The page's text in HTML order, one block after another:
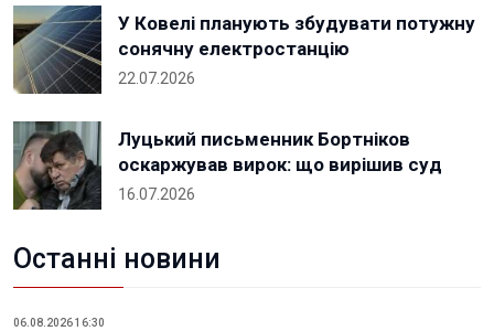
У Ковелі планують збудувати потужну
сонячну електростанцію
22.07.2026
Луцький письменник Бортніков
оскаржував вирок: що вирішив суд
16.07.2026
Останні новини
06.08.2026 16:30